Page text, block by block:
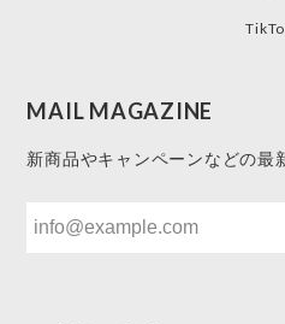
MAIL MAGAZINE
新商品やキャンペーンなどの最